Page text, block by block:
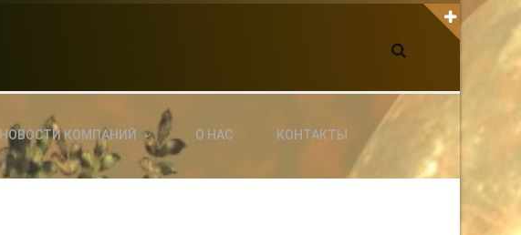
КАК С НАМИ СВЯЗАТЬСЯ
axin.ed@yandex.ru
yrikf40@gmail.com
Eltaro-Vrn.ru
НОВОСТИ КОМПАНИЙ О НАС КОНТАКТЫ